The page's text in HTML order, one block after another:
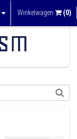
Winkelwagen (0)